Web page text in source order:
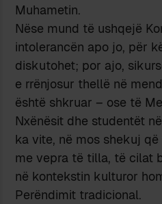
Muhametin.
Nëse mund të ushqejë
intolerancën apo jo, për
diskutohet; por ajo,
e rrënjosur thellë në
është shkruar – ose të
Nxënësit dhe studentët
ka vite, në mos shekuj
me vepra të tilla, të cilat
në kontekstin kulturor
Perëndimit tradicional.